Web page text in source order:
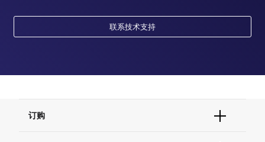
联系技术支持
订购